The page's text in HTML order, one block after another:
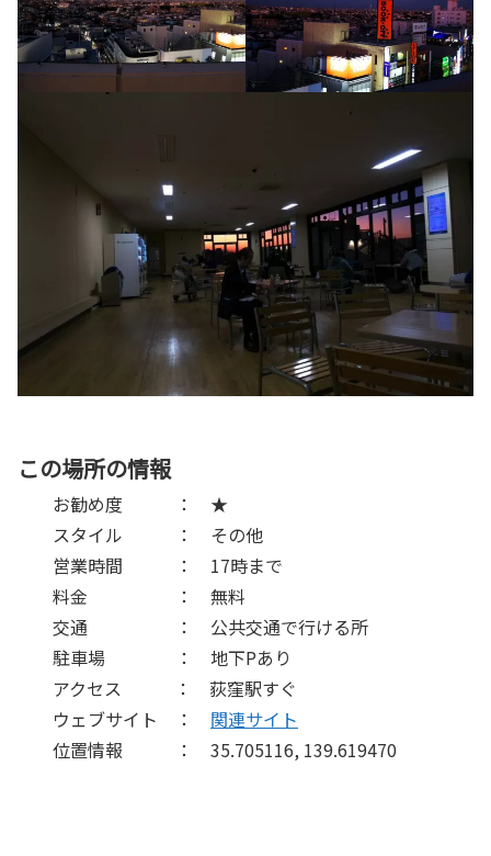
この場所の情報
お勧め度 ： ★
スタイル ： その他
営業時間 ： 17時まで
料金 ： 無料
交通 ： 公共交通で行ける所
駐車場 ： 地下Pあり
アクセス ： 荻窪駅すぐ
ウェブサイト ： 関連サイト
位置情報 ： 35.705116, 139.619470